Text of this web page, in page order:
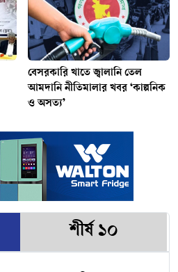
বেসরকারি খাতে জ্বালানি তেল
আমদানি নীতিমালার খবর ‘কাল্পনিক
ও অসত্য’
শীর্ষ ১০